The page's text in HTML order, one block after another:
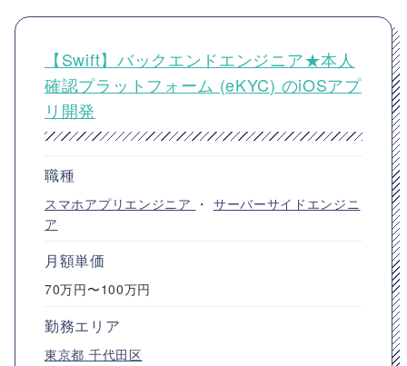
【Swift】バックエンドエンジニア★本人
確認プラットフォーム (eKYC) のiOSアプ
リ開発
職種
スマホアプリエンジニア ・ サーバーサイドエンジニ
ア
月額単価
70万円〜100万円
勤務エリア
東京都 千代田区